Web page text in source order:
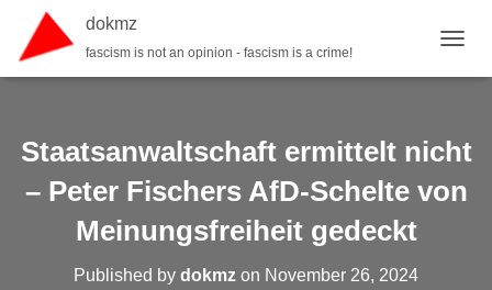
dokmz
fascism is not an opinion - fascism is a crime!
Staatsanwaltschaft ermittelt nicht
– Peter Fischers AfD-Schelte von
Meinungsfreiheit gedeckt
Published by dokmz on November 26, 2024